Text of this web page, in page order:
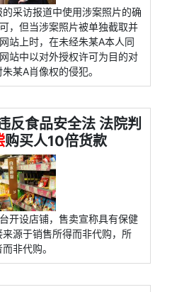
采访报道中使用涉案照片的确
，但当涉案照片被单独截取并
站上时，在未经朱某A本人同
站中以对外授权许可为目的对
某A肖像权的侵犯。
反食品安全法 法院判
购买人10倍货款
开设店铺，售卖宣称具有保健
源于销售所得而非代购，所
非代购。